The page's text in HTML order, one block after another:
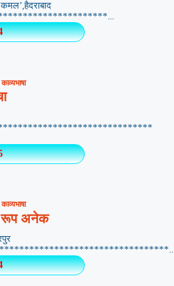
काव्यभाषा
काव्यभाषा
रूप अनेक